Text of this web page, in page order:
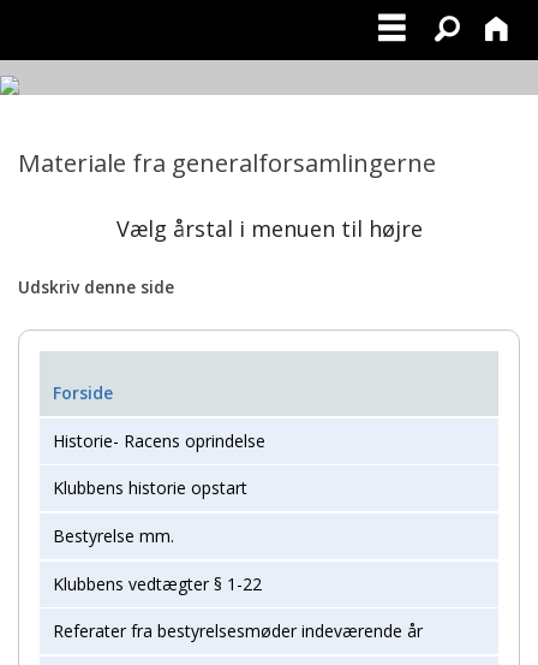
Materiale fra generalforsamlingerne
Vælg årstal i menuen til højre
Udskriv denne side
Forside
Historie- Racens oprindelse
Klubbens historie opstart
Bestyrelse mm.
Klubbens vedtægter § 1-22
Referater fra bestyrelsesmøder indeværende år